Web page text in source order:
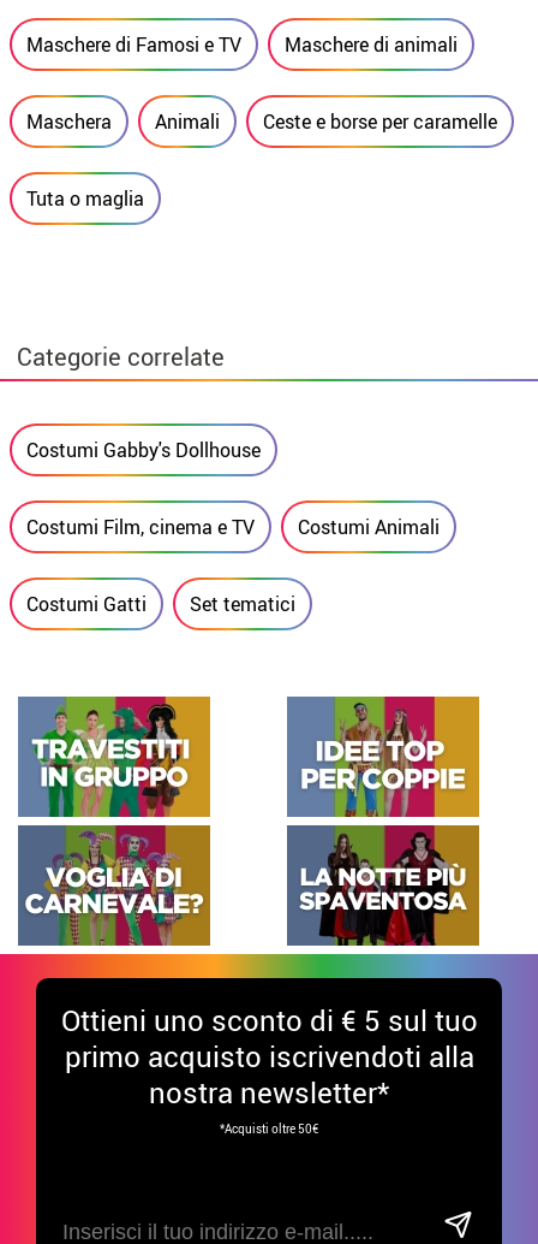
Maschere di Famosi e TV Maschere di animali
Maschera Animali Ceste e borse per caramelle
Tuta o maglia
Categorie correlate
Costumi Gabby's Dollhouse
Costumi Film, cinema e TV Costumi Animali
Costumi Gatti Set tematici
Ottieni uno sconto di € 5 sul tuo
primo acquisto iscrivendoti alla
nostra newsletter*
*Acquisti oltre 50€